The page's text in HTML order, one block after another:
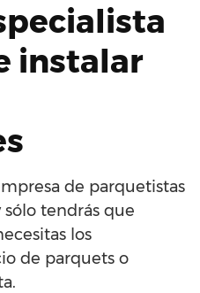
instalar
de parquetistas
sólo tendrás que
los
de parquets o